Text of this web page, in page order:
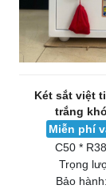
Két sắt việt
trắng
Miễn phí
C50 *
Trọng
Bảo hành: